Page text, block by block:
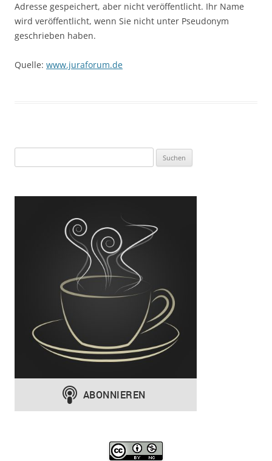
Adresse gespeichert, aber nicht veröffentlicht. Ihr Name
wird veröffentlicht, wenn Sie nicht unter Pseudonym
geschrieben haben.
Quelle: www.juraforum.de
nach: